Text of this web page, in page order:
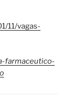
11/vagas-
farmaceutico-